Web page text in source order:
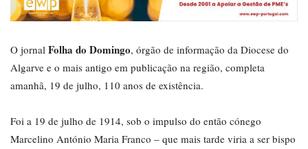
O jornal Folha do Domingo, órgão de informação da Diocese do
Algarve e o mais antigo em publicação na região, completa
amanhã, 19 de julho, 110 anos de existência.
Foi a 19 de julho de 1914, sob o impulso do então cónego
Marcelino António Maria Franco – que mais tarde viria a ser bispo